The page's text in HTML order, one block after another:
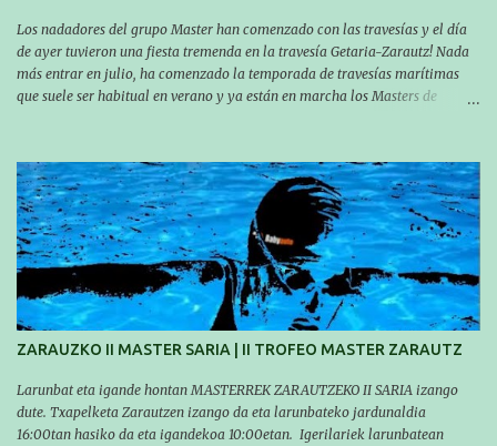
Los nadadores del grupo Master han comenzado con las travesías y el día
de ayer tuvieron una fiesta tremenda en la travesía Getaria-Zarautz! Nada
más entrar en julio, ha comenzado la temporada de travesías marítimas
que suele ser habitual en verano y ya están en marcha los Masters de
próxima cita. Para empezar, el 13 de julio, Manu Santos participó en la
XXXVIII. Travesía a nado de Ondarroa y recorrió una distancia de 1600
metros en 28 minutos y 30 segundos. Al día siguiente, Manu Santos y su
compañero Asier Gorostegi participaron en la V. San Antón Bira. En esta
travesía se realiza un recorrido desde la playa de Gaztetape hasta la playa
de Malkorbe, pero debido al estado del mar de aquel día, la organización
decidió hacerlo en el interior de la bahía de la playa de Malkorbe. Así,
Asier completó el recorrido en 29 minutos y 30 segundos, c...
ZARAUZKO II MASTER SARIA | II TROFEO MASTER ZARAUTZ
Larunbat eta igande hontan MASTERREK ZARAUTZEKO II SARIA izango
dute. Txapelketa Zarautzen izango da eta larunbateko jardunaldia
16:00tan hasiko da eta igandekoa 10:00etan. Igerilariek larunbatean